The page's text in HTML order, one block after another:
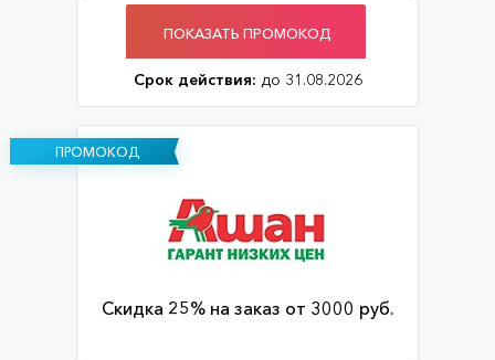
ПОКАЗАТЬ ПРОМОКОД
Срок действия: до 31.08.2026
ПРОМОКОД
Скидка 25% на заказ от 3000 руб.